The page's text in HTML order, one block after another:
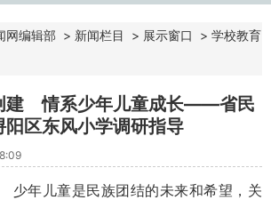
网编辑部 > 新闻栏目 > 展示窗口 > 学校教育
建 情系少年儿童成长——省民
区东风小学调研指导
少年儿童是民族团结的未来和希望，关